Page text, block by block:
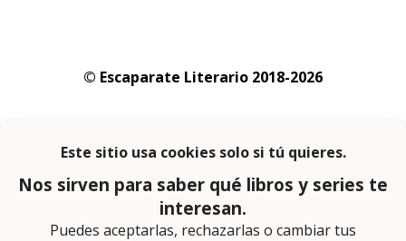
© Escaparate Literario 2018-2026
privacidad
En calidad de afiliado de Amazon obtengo